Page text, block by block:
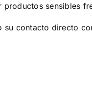
sensibles
contacto directo